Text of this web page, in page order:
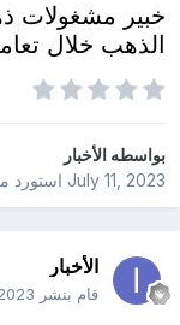
الذهب خلال
بواسطهالأخبار
July 11, 2023استورد
الأخبار
قام بنشر